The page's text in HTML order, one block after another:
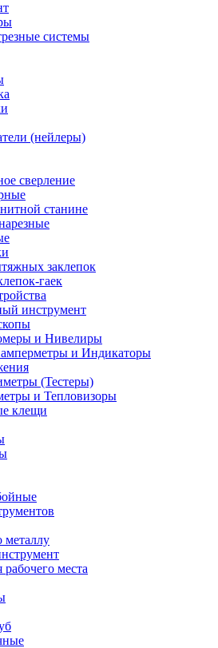
системы
(нейлеры)
сверление
станине
заклепок
гаек
инструмент
и Нивелиры
и Индикаторы
(Тестеры)
и Тепловизоры
клещи
места